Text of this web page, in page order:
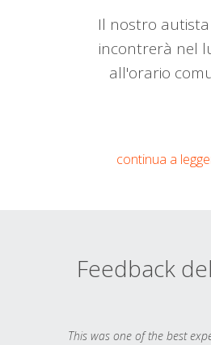
Il nostro autista
incontrerà nel
all'orario
continua a
Feedback
This was one of the best